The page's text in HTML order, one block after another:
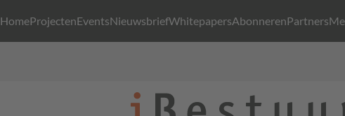
HomeProjectenEventsNieuwsbriefWhitepapersAbonnerenPartners